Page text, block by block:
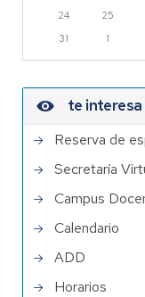
24
25
31
1
te interesa
Reserva de
Secretaría
Campus
Calendario
ADD
Horarios